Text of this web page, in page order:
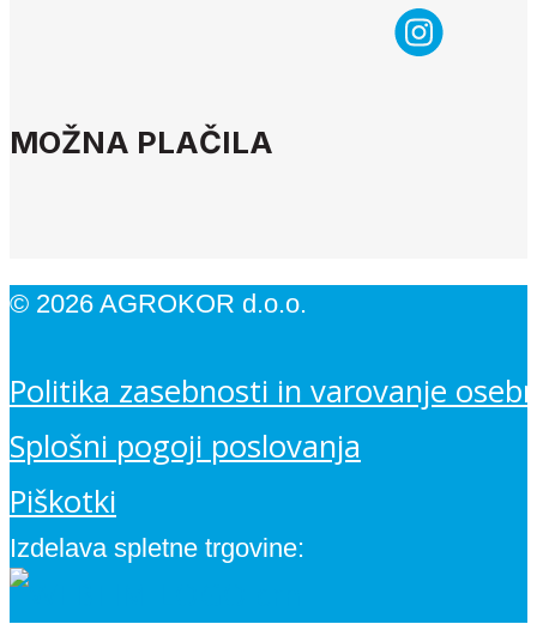
MOŽNA PLAČILA
© 2026 AGROKOR d.o.o.
Politika zasebnosti in varovanje
Splošni pogoji poslovanja
Piškotki
Izdelava spletne trgovine: